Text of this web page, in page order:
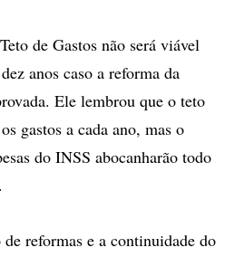
de Gastos não será viável
anos caso a reforma da
Ele lembrou que o teto
gastos a cada ano, mas o
do INSS abocanharão todo
reformas e a continuidade do